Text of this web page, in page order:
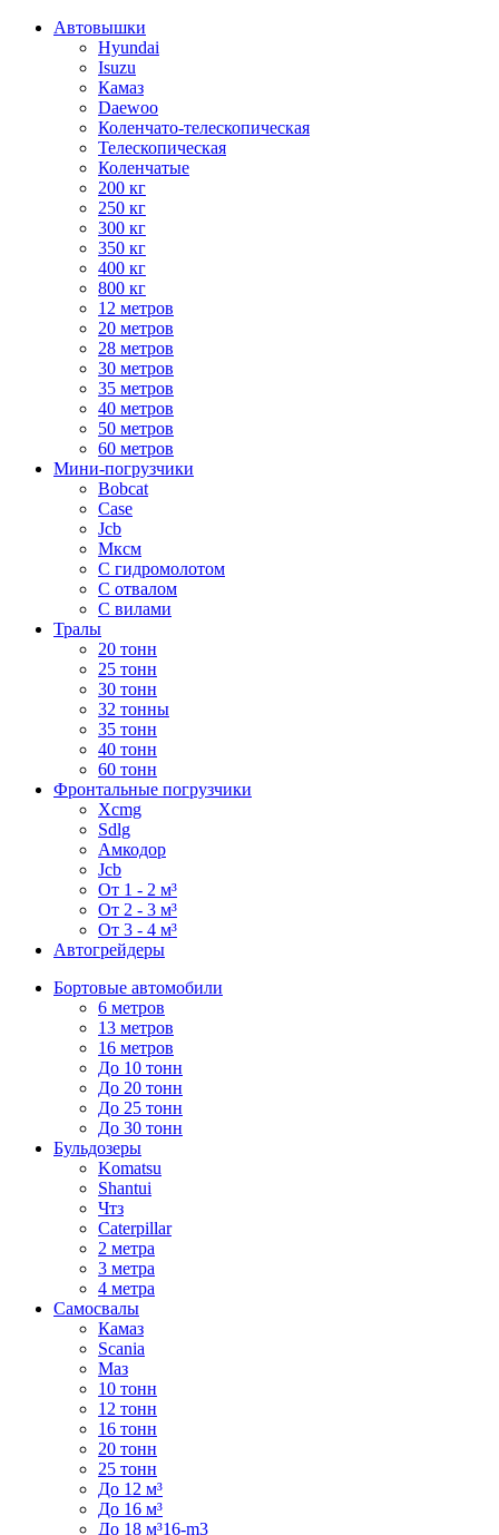
Автовышки
Hyundai
Isuzu
Камаз
Daewoo
Коленчато-телескопическая
Телескопическая
Коленчатые
200 кг
250 кг
300 кг
350 кг
400 кг
800 кг
12 метров
20 метров
28 метров
30 метров
35 метров
40 метров
50 метров
60 метров
Мини-погрузчики
Bobcat
Case
Jcb
Мксм
С гидромолотом
С отвалом
С вилами
Тралы
20 тонн
25 тонн
30 тонн
32 тонны
35 тонн
40 тонн
60 тонн
Фронтальные погрузчики
Xcmg
Sdlg
Амкодор
Jcb
От 1 - 2 м³
От 2 - 3 м³
От 3 - 4 м³
Автогрейдеры
Бортовые автомобили
6 метров
13 метров
16 метров
До 10 тонн
До 20 тонн
До 25 тонн
До 30 тонн
Бульдозеры
Komatsu
Shantui
Чтз
Caterpillar
2 метра
3 метра
4 метра
Самосвалы
Камаз
Scania
Маз
10 тонн
12 тонн
16 тонн
20 тонн
25 тонн
До 12 м³
До 16 м³
До 18 м³16-m3